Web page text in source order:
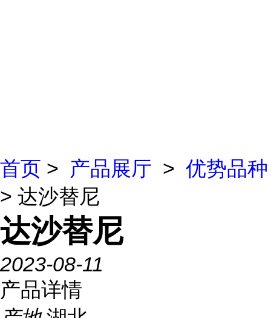
首页 > 产品展厅 > 优势品种
> 达沙替尼
达沙替尼
2023-08-11
产品详情